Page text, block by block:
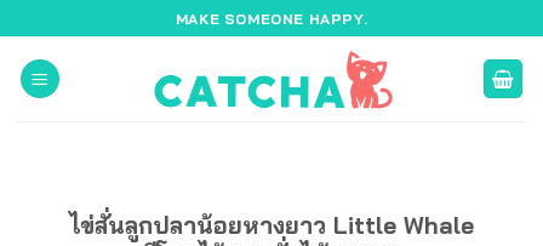
ไป
เนื้อหา
MAKE SOMEONE HAPPY.
ไข่สั่นลูกปลาน้อยหางยาว Little Whale